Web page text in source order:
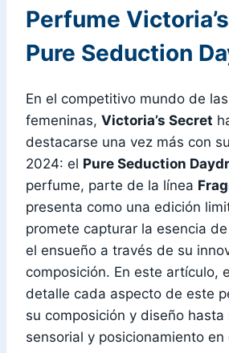
Perfume
Pure Seduction
En el competitivo mundo de
femeninas, Victoria’s Secret
destacarse una vez más con
2024: el Pure Seduction
perfume, parte de la línea
presenta como una edición
promete capturar la esencia
el ensueño a través de su
composición. En este artículo,
detalle cada aspecto de este
su composición y diseño hasta
sensorial y posicionamiento en